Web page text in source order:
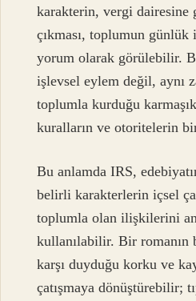
karakterin, vergi dairesine
çıkması, toplumun
yorum olarak görülebilir.
işlevsel eylem değil, aynı
toplumla kurduğu
kuralların ve otoritelerin bir
Bu anlamda IRS,
belirli karakterlerin içsel
toplumla olan ilişkilerini
kullanılabilir. Bir romanın
karşı duyduğu korku ve
çatışmaya dönüştürebilir;